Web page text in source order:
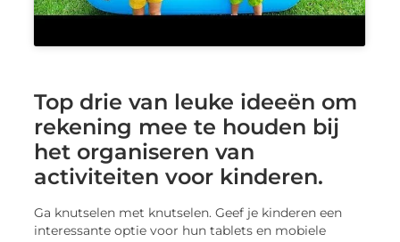
Top drie van leuke ideeën om
rekening mee te houden bij
het organiseren van
activiteiten voor kinderen.
Ga knutselen met knutselen. Geef je kinderen een
interessante optie voor hun tablets en mobiele